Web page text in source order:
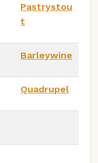
Pastrystou
t
Barleywine
Quadrupel